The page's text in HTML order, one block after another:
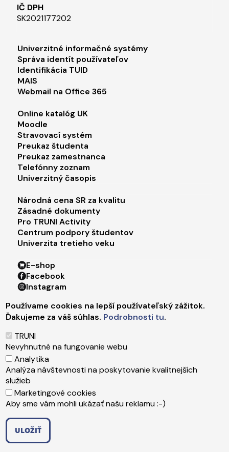
IČ DPH
SK2021177202​
Footer menu 1
Univerzitné informačné systémy
Správa identít používateľov
Identifikácia TUID
MAIS
Webmail na Office 365
Footer menu 2
Online katalóg UK
Moodle
Stravovací systém
Preukaz študenta
Preukaz zamestnanca
Telefónny zoznam
Univerzitný časopis
Footer menu 3
Národná cena SR za kvalitu
Zásadné dokumenty
Pro TRUNI Activity
Centrum podpory študentov
Univerzita tretieho veku
Footer menu 4
E-shop
Facebook
Instagram
LinkedIn
Youtube
TikTok
Päta
Správca obsahu
Technická podpora
Vyhlásenie o prístupnosti
Ochrana osobných údajov
Cookies
Používame cookies na lepší používateľský zážitok.
Ďakujeme za váš súhlas. Podrobnosti tu.
TRUNI
Nevyhnutné na fungovanie webu
Analytika
Analýza návštevnosti na poskytovanie kvalitnejších
služieb
Marketingové cookies
Aby sme vám mohli ukázať našu reklamu :-)
ULOŽIŤ